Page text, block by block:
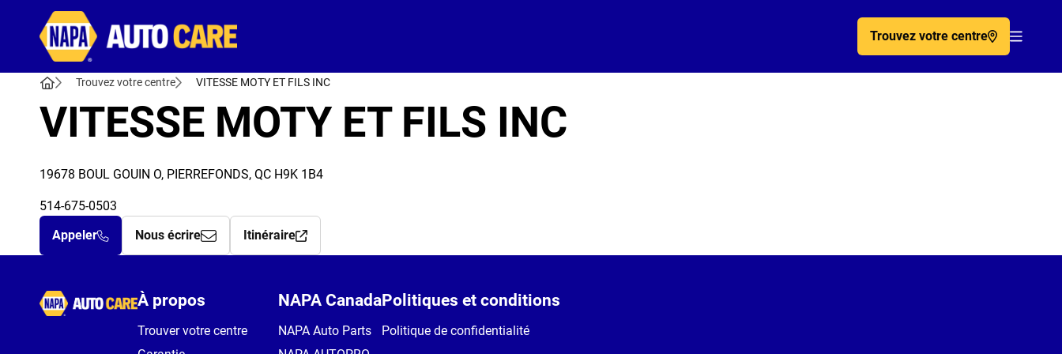
Trouvez votre centre
Trouvez votre centre VITESSE MOTY ET FILS INC
VITESSE MOTY ET FILS INC
19678 BOUL GOUIN O, PIERREFONDS, QC H9K 1B4
514-675-0503
Appeler
Nous écrire Itinéraire
Autocare
À propos
Trouver votre centre
NAPA Canada
NAPA Auto Parts
Politiques et conditions
Politique de confidentialité